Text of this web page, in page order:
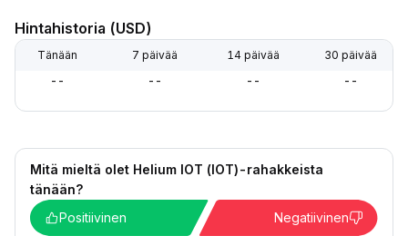
Hintahistoria (USD)
Tänään 7 päivää 14 päivää 30 päivää
-- -- -- --
Mitä mieltä olet Helium IOT (IOT)-rahakkeista
tänään?
Positiivinen
Negatiivinen